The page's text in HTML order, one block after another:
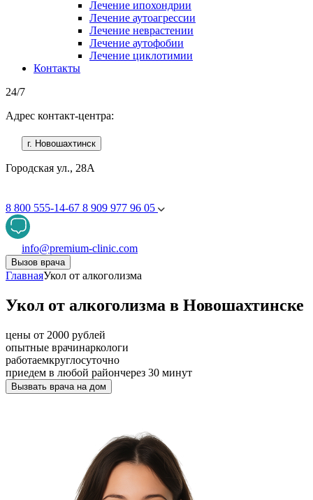
Лечение ипохондрии
Лечение аутоагрессии
Лечение неврастении
Лечение аутофобии
Лечение циклотимии
Контакты
24/7
Адрес контакт-центра:
г. Новошахтинск
Городская ул., 28А
8 800 555-14-67 8 909 977 96 05
info@premium-clinic.com
Вызов врача
ГлавнаяУкол от алкоголизма
Укол от алкоголизма в Новошахтинске
цены от 2000 рублей
опытные врачинаркологи
работаемкруглосуточно
приедем в любой райончерез 30 минут
Вызвать врача на дом